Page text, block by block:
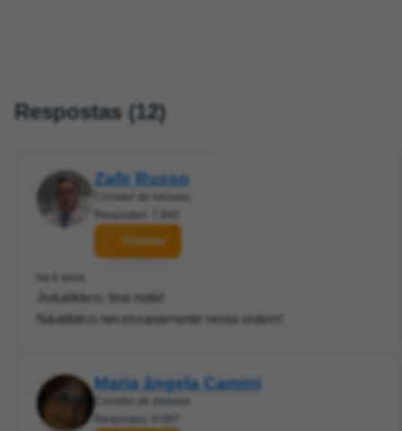
Respostas (12)
Zafir Russo
Corretor de imóveis
Respostas: 7.840
Contatar
há 6 anos
Jo&atilde;o, boa noite!
N&atilde;o necessariamente nesta ordem!
Maria ângela Camini
Corretor de imóveis
Respostas: 8.097